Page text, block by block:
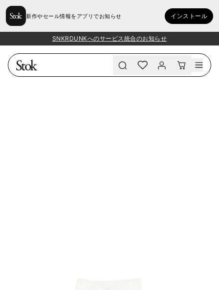
新作やセール情報をアプリでお知らせ インストール
SNKRDUNKへのサービス統合のお知らせ